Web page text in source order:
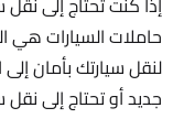
حاملات السيارات هي
لنقل سيارتك بأمان
جديد أو تحتاج إلى